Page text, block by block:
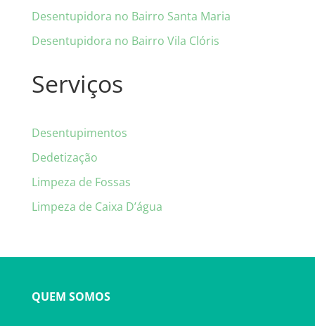
Desentupidora no Bairro Santa Maria
Desentupidora no Bairro Vila Clóris
Serviços
Desentupimentos
Dedetização
Limpeza de Fossas
Limpeza de Caixa D’água
QUEM SOMOS